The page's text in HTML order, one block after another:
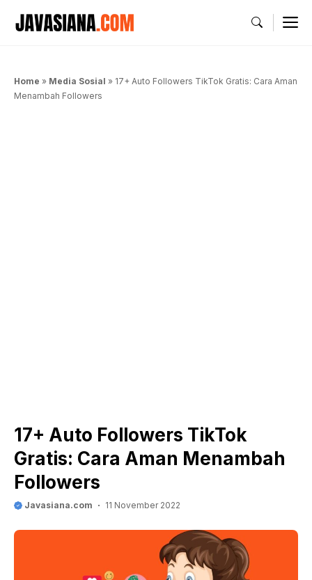
Home » Media Sosial » 17+ Auto Followers TikTok Gratis: Cara Aman
Menambah Followers
17+ Auto Followers TikTok
Gratis: Cara Aman Menambah
Followers
Javasiana.com 11 November 2022